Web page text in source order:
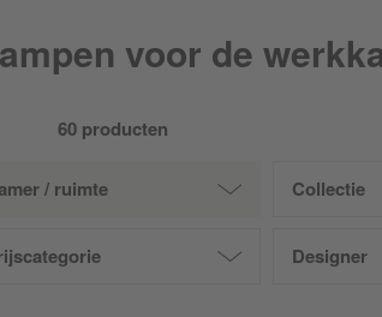
voor de
60 producten
/ ruimte Collectie
Designer